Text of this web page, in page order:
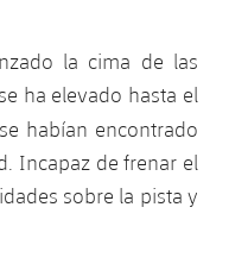
la cima de las
ha elevado hasta el
habían encontrado
Incapaz de frenar el
sobre la pista y